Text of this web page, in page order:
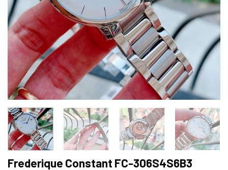
Frederique Constant FC-306S4S6B3